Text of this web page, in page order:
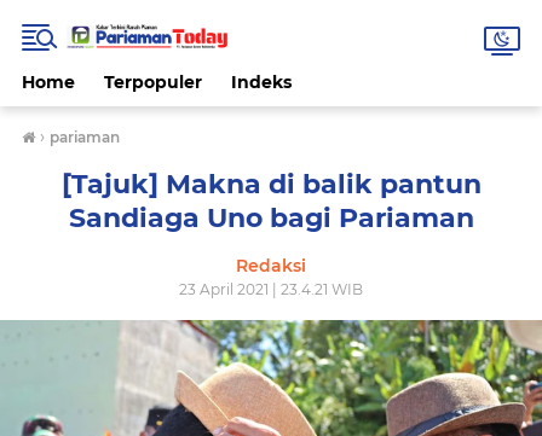
Home Terpopuler Indeks
› pariaman
[Tajuk] Makna di balik pantun
Sandiaga Uno bagi Pariaman
Redaksi
23 April 2021 | 23.4.21 WIB